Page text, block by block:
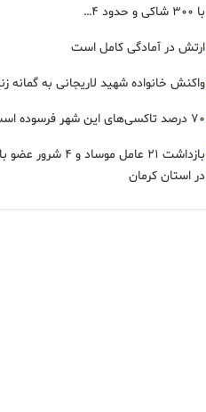
با ۳۰۰ شاکی و حدود ۴…
ارتش در آمادگی کامل است
واکنش خانواده شهید لاریجانی به گمانه
۷۰ درصد تاکسی‌های این شهر فرسوده است
بازداشت ۲۱ عامل
در استان کرمان